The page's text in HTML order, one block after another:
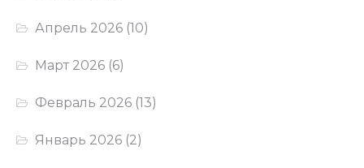
Апрель 2026 (10)
Март 2026 (6)
Февраль 2026 (13)
Январь 2026 (2)